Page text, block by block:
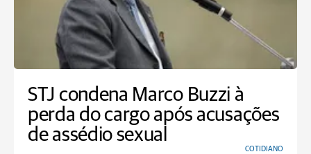
STJ condena Marco Buzzi à
perda do cargo após acusações
de assédio sexual
COTIDIANO